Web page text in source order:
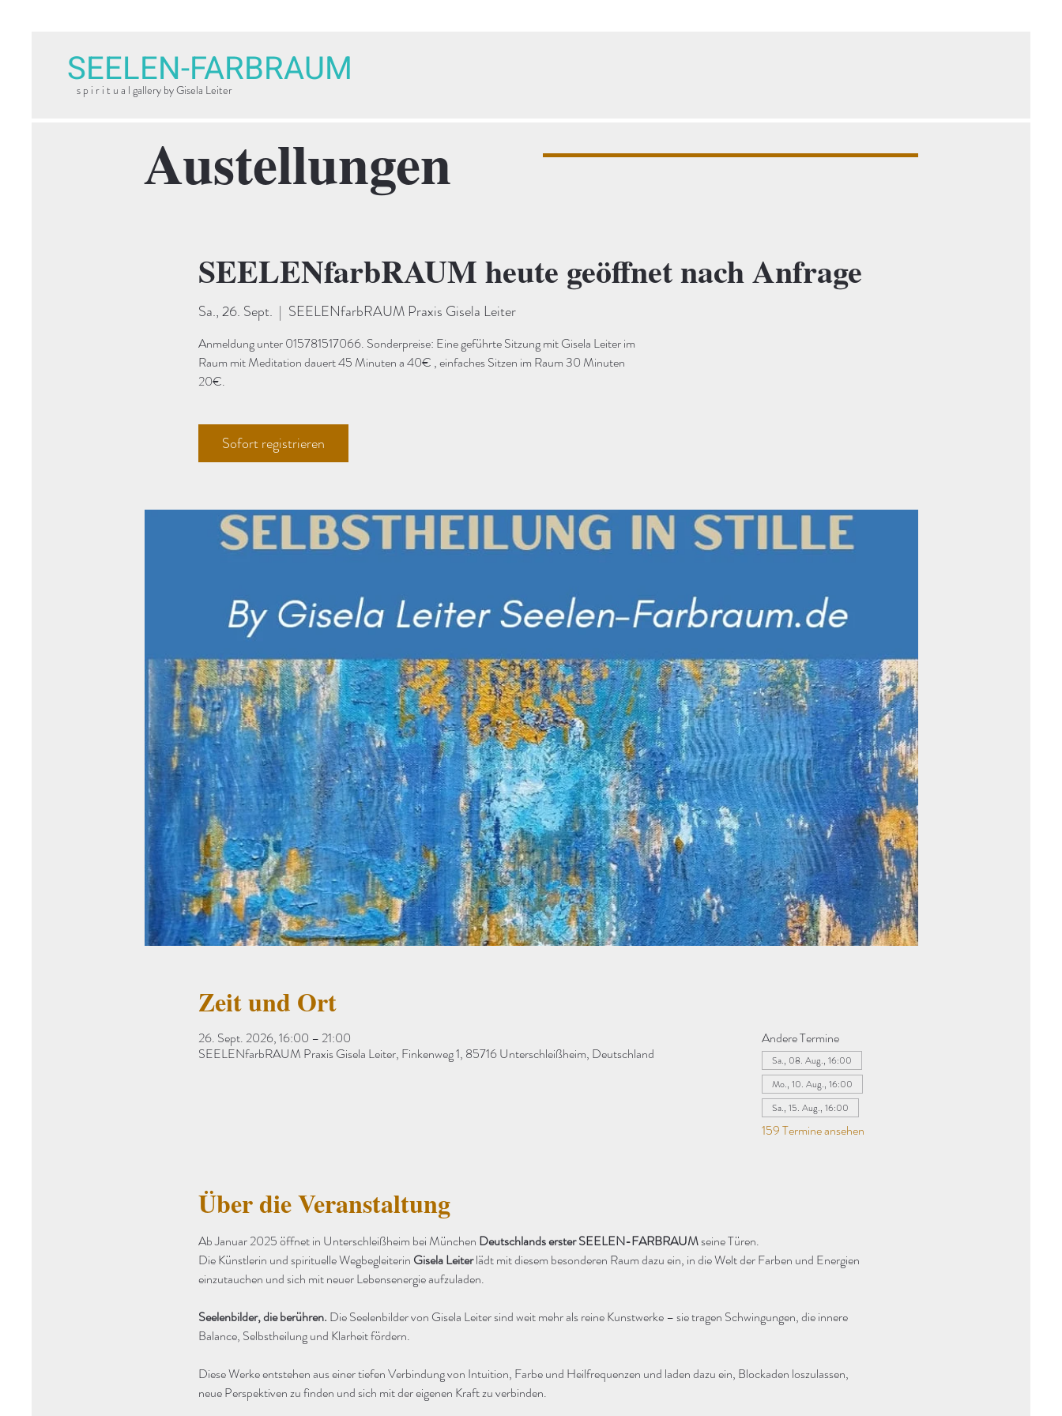
s p i r i t u a l gallery by Gisela Leiter
SEELEN-FARBRAUM
Austellungen
SEELENfarbRAUM heute geöffnet nach Anfrage
Sa., 26. Sept.
  |
SEELENfarbRAUM Praxis Gisela Leiter
Anmeldung unter 015781517066. Sonderpreise: Eine geführte Sitzung mit Gisela Leiter im
Raum mit Meditation dauert 45 Minuten a 40€ , einfaches Sitzen im Raum 30 Minuten
20€.
Sofort registrieren
Zeit und Ort
26. Sept. 2026, 16:00 – 21:00
SEELENfarbRAUM Praxis Gisela Leiter, Finkenweg 1, 85716 Unterschleißheim, Deutschland
Andere Termine
Sa., 08. Aug., 16:00
Mo., 10. Aug., 16:00
Sa., 15. Aug., 16:00
159 Termine ansehen
Über die Veranstaltung
Ab Januar 2025 öffnet in Unterschleißheim bei München Deutschlands erster SEELEN-FARBRAUM seine Türen.
Die Künstlerin und spirituelle Wegbegleiterin Gisela Leiter lädt mit diesem besonderen Raum dazu ein, in die Welt der Farben und Energien
einzutauchen und sich mit neuer Lebensenergie aufzuladen.
Seelenbilder, die berühren. Die Seelenbilder von Gisela Leiter sind weit mehr als reine Kunstwerke – sie tragen Schwingungen, die innere
Balance, Selbstheilung und Klarheit fördern.
Diese Werke entstehen aus einer tiefen Verbindung von Intuition, Farbe und Heilfrequenzen und laden dazu ein, Blockaden loszulassen,
neue Perspektiven zu finden und sich mit der eigenen Kraft zu verbinden.